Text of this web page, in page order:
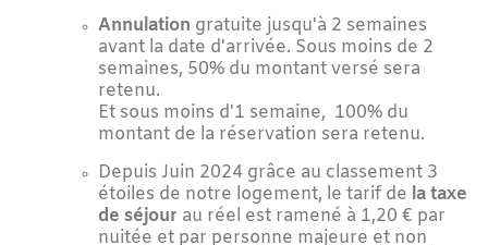
Annulation gratuite jusqu'à 2 semaines
avant la date d'arrivée. Sous moins de 2
semaines, 50% du montant versé sera
retenu.
Et sous moins d'1 semaine, 100% du
montant de la réservation sera retenu.
Depuis Juin 2024 grâce au classement 3
étoiles de notre logement, le tarif de la taxe
de séjour au réel est ramené à 1,20 € par
nuitée et par personne majeure et non